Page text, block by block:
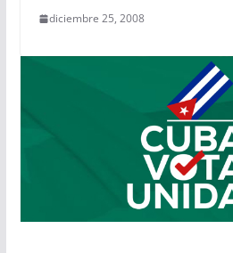
diciembre 25, 2008